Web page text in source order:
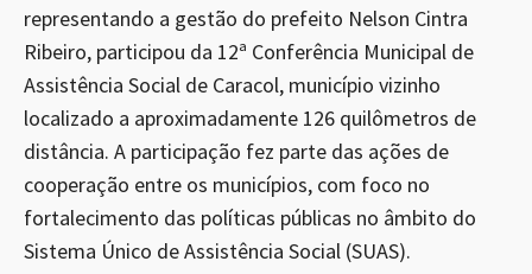
representando a gestão do prefeito Nelson Cintra
Ribeiro, participou da 12ª Conferência Municipal de
Assistência Social de Caracol, município vizinho
localizado a aproximadamente 126 quilômetros de
distância. A participação fez parte das ações de
cooperação entre os municípios, com foco no
fortalecimento das políticas públicas no âmbito do
Sistema Único de Assistência Social (SUAS).